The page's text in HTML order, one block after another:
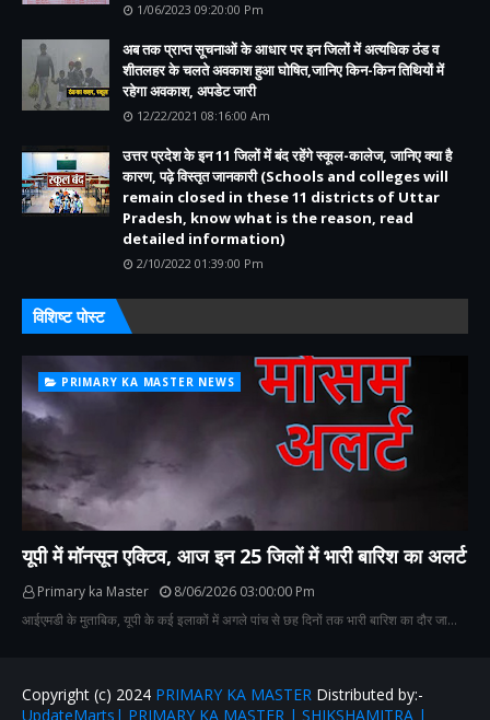
1/06/2023 09:20:00 Pm
अब तक प्राप्त सूचनाओं के आधार पर इन जिलों में अत्यधिक ठंड व
शीतलहर के चलते अवकाश हुआ घोषित,जानिए किन-किन तिथियों में
रहेगा अवकाश, अपडेट जारी
12/22/2021 08:16:00 Am
उत्तर प्रदेश के इन 11 जिलों में बंद रहेंगे स्कूल-कालेज, जानिए क्या है
कारण, पढ़े विस्तृत जानकारी (Schools and colleges will
remain closed in these 11 districts of Uttar
Pradesh, know what is the reason, read
detailed information)
2/10/2022 01:39:00 Pm
विशिष्ट पोस्ट
PRIMARY KA MASTER NEWS
यूपी में मॉनसून एक्टिव, आज इन 25 जिलों में भारी बारिश का अलर्ट
Primary ka Master
8/06/2026 03:00:00 Pm
आईएमडी के मुताबिक, यूपी के कई इलाकों में अगले पांच से छह दिनों तक भारी बारिश का दौर जा…
Copyright (c) 2024 PRIMARY KA MASTER Distributed by:-
UpdateMarts| PRIMARY KA MASTER | SHIKSHAMITRA |